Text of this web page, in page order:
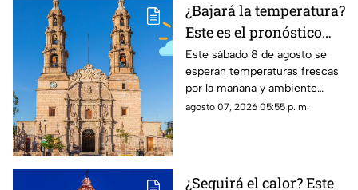
¿Bajará la temperatura?
Este es el pronóstico
del clima en
Aguascalientes HOY
sábado 8 de agosto
Este sábado 8 de agosto se
esperan temperaturas frescas
por la mañana y ambiente
cálido por la tarde; el clima en
agosto 07, 2026 05:55 p. m.
¿Seguirá el calor? Este